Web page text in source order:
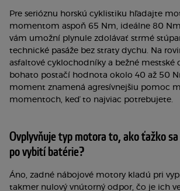
Pre serióznu horskú cyklistiku hľadajte
momentom aspoň 65 Nm, ideálne 80 Nm
vám umožní plynule zdolávať strmé
technické pasáže bez straty dychu. Na
asfaltové cyklochodníky a bežné mestské
bohato postačí hodnota okolo 40 až 50
moment znamená agresívnejšiu pomoc
momentoch, keď to najviac potrebujete.
Ovplyvňuje typ motora to, ako ťažko
po vybití batérie?
Áno, zadné nábojové motory kladú pri
takmer nulový vnútorný odpor, čo je ich